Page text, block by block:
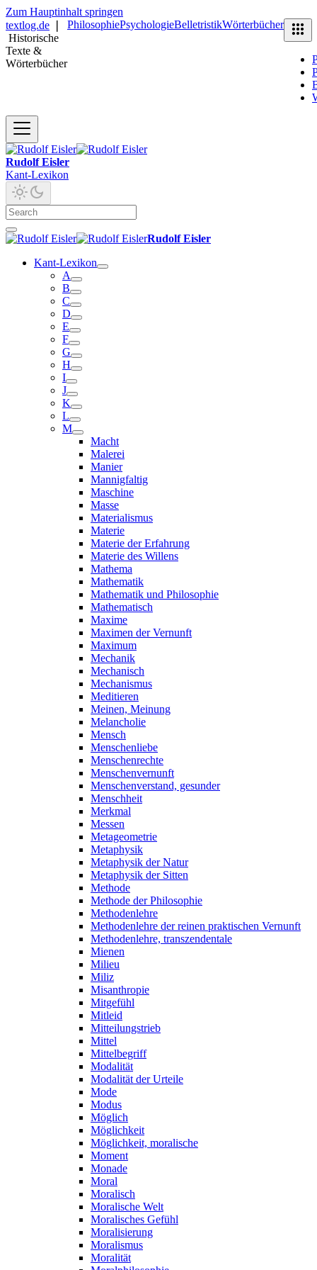
Zum Hauptinhalt springen
textlog.de
Historische
Texte &
Wörterbücher
PhilosophiePsychologieBelletristikWörterbücher
Rudolf Eisler
Kant-Lexikon
Rudolf Eisler
Kant-Lexikon
A
B
C
D
E
F
G
H
I
J
K
L
M
Macht
Malerei
Manier
Mannigfaltig
Maschine
Masse
Materialismus
Materie
Materie der Erfahrung
Materie des Willens
Mathema
Mathematik
Mathematik und Philosophie
Mathematisch
Maxime
Maximen der Vernunft
Maximum
Mechanik
Mechanisch
Mechanismus
Meditieren
Meinen, Meinung
Melancholie
Mensch
Menschenliebe
Menschenrechte
Menschenvernunft
Menschenverstand, gesunder
Menschheit
Merkmal
Messen
Metageometrie
Metaphysik
Metaphysik der Natur
Metaphysik der Sitten
Methode
Methode der Philosophie
Methodenlehre
Methodenlehre der reinen praktischen Vernunft
Methodenlehre, transzendentale
Mienen
Milieu
Miliz
Misanthropie
Mitgefühl
Mitleid
Mitteilungstrieb
Mittel
Mittelbegriff
Modalität
Modalität der Urteile
Mode
Modus
Möglich
Möglichkeit
Möglichkeit, moralische
Moment
Monade
Moral
Moralisch
Moralische Welt
Moralisches Gefühl
Moralisierung
Moralismus
Moralität